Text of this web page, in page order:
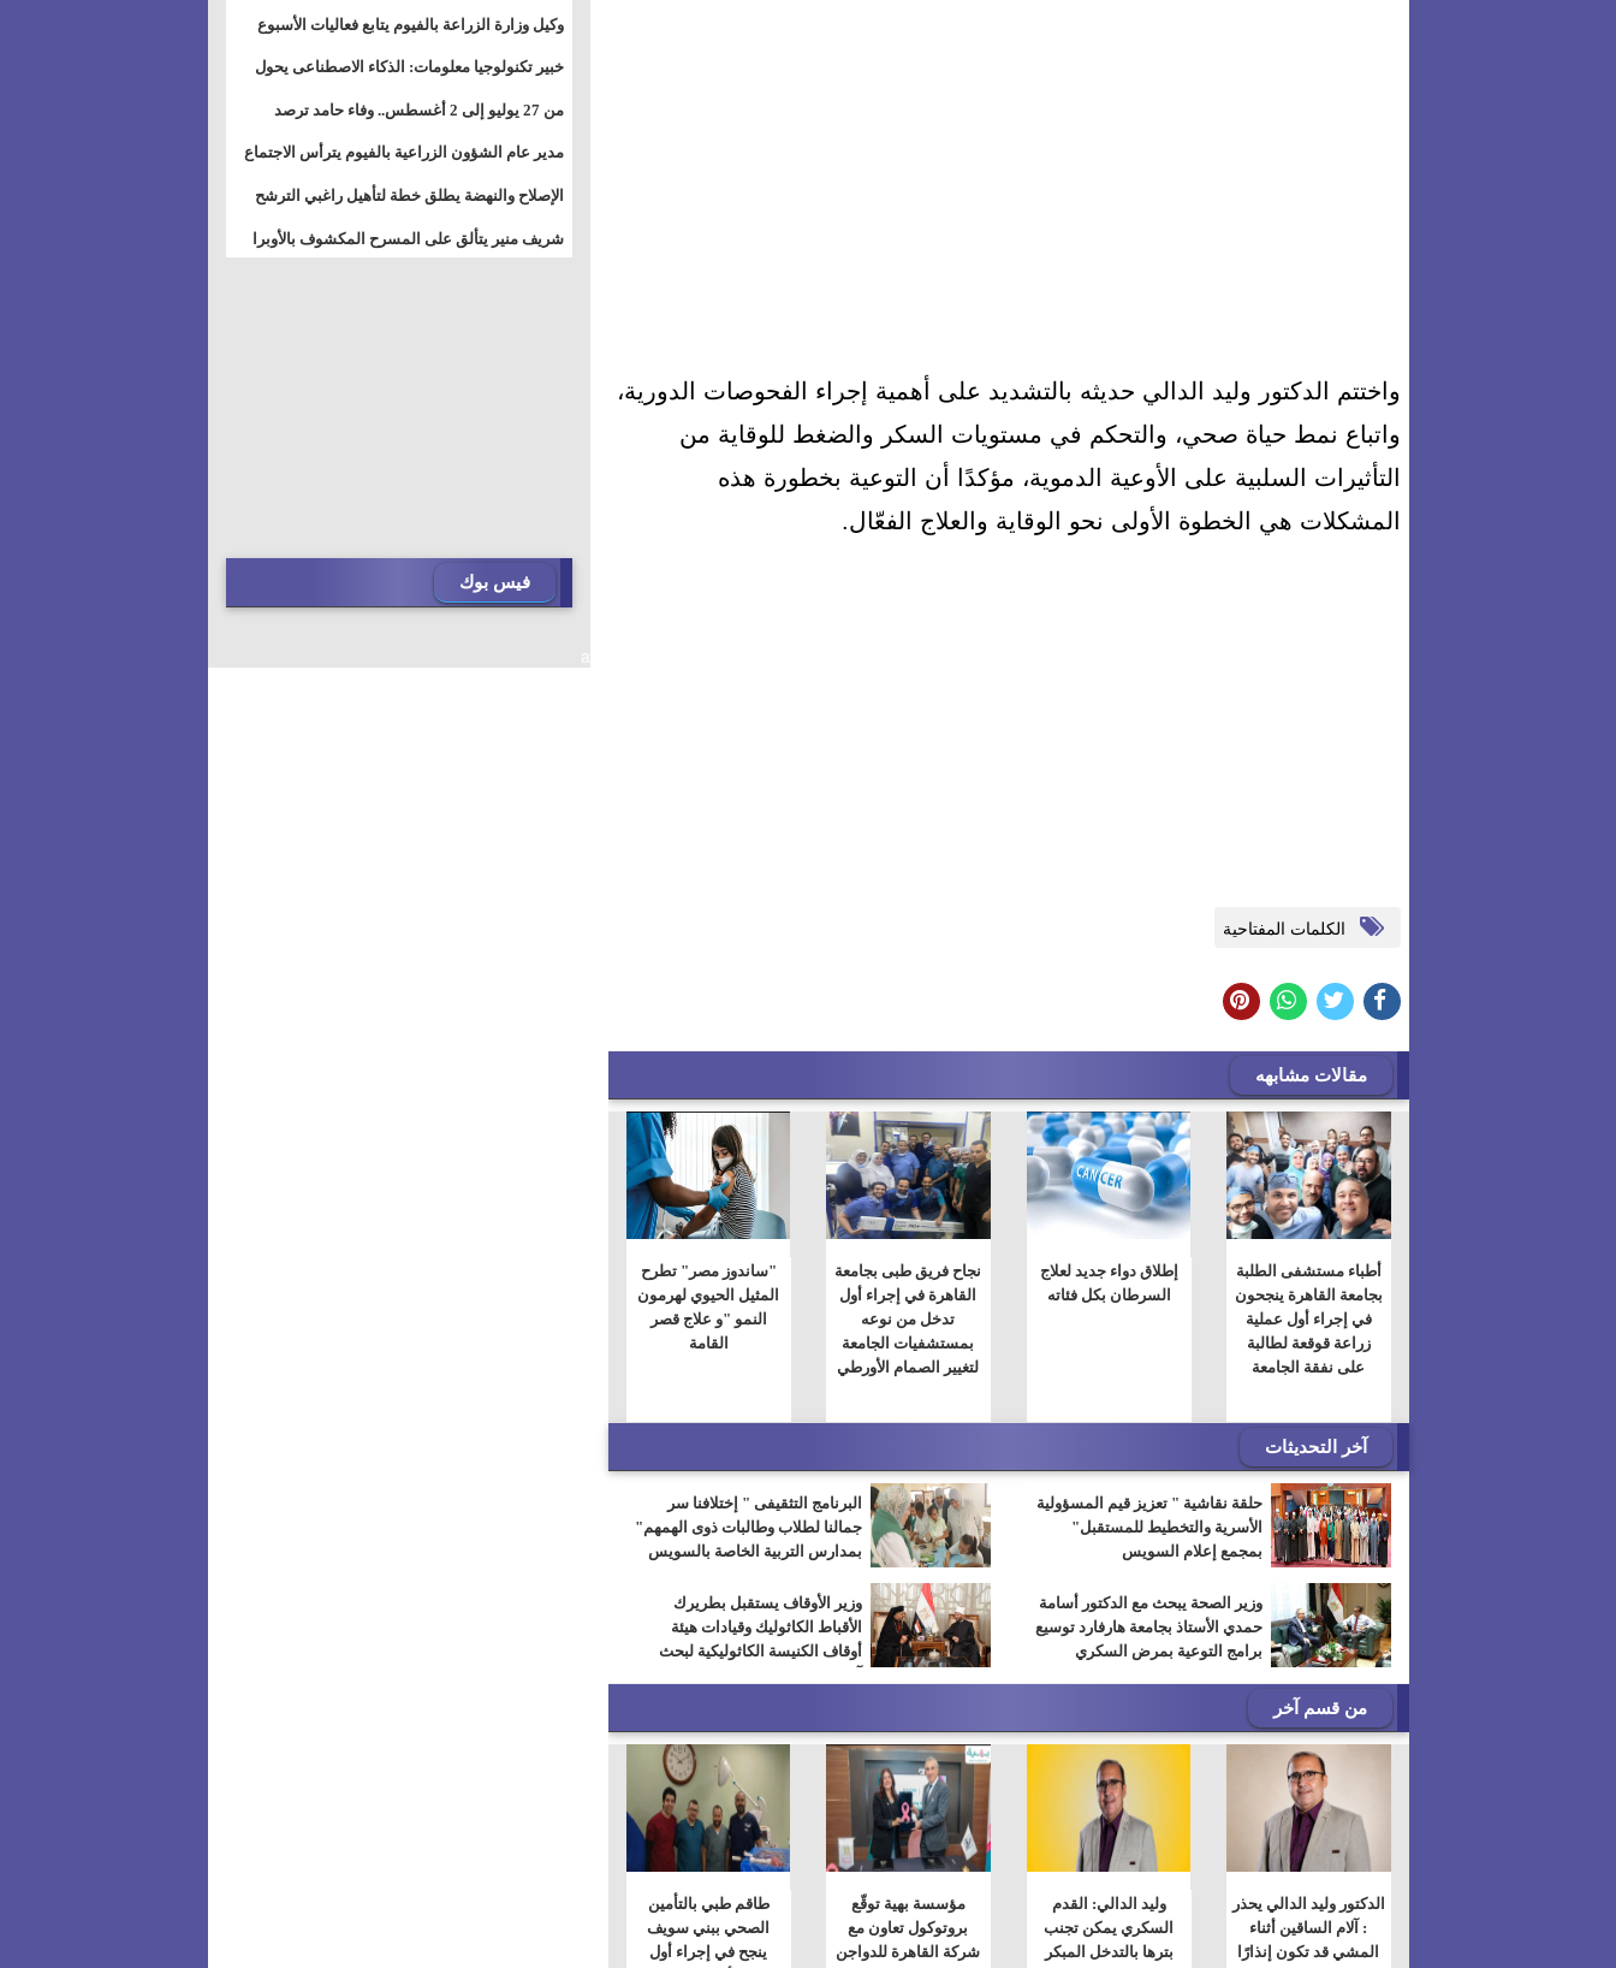
واختتم الدكتور وليد الدالي حديثه بالتشديد على أهمية إجراء الفحوصات الدورية،
واتباع نمط حياة صحي، والتحكم في مستويات السكر والضغط للوقاية من
التأثيرات السلبية على الأوعية الدموية، مؤكدًا أن التوعية بخطورة هذه
المشكلات هي الخطوة الأولى نحو الوقاية والعلاج الفعّال.
الكلمات المفتاحية
مقالات مشابهه
أطباء مستشفى الطلبة
بجامعة القاهرة ينجحون
في إجراء أول عملية
زراعة قوقعة لطالبة
على نفقة الجامعة
إطلاق دواء جديد لعلاج
السرطان بكل فئاته
نجاح فريق طبى بجامعة
القاهرة في إجراء أول
تدخل من نوعه
بمستشفيات الجامعة
لتغيير الصمام الأورطي
"ساندوز مصر" تطرح
المثيل الحيوي لهرمون
النمو "و علاج قصر
القامة
آخر التحديثات
حلقة نقاشية " تعزيز قيم المسؤولية
الأسرية والتخطيط للمستقبل"
بمجمع إعلام السويس
البرنامج التثقيفى " إختلافنا سر
جمالنا لطلاب وطالبات ذوى الهمهم"
بمدارس التربية الخاصة بالسويس
وزير الصحة يبحث مع الدكتور أسامة
حمدي الأستاذ بجامعة هارفارد توسيع
برامج التوعية بمرض السكري
وزير الأوقاف يستقبل بطريرك
الأقباط الكاثوليك وقيادات هيئة
أوقاف الكنيسة الكاثوليكية لبحث
من قسم آخر
الدكتور وليد الدالي يحذر
: آلام الساقين أثناء
المشي قد تكون إنذارًا
وليد الدالي: القدم
السكري يمكن تجنب
بترها بالتدخل المبكر
مؤسسة بهية توقّع
بروتوكول تعاون مع
شركة القاهرة للدواجن
طاقم طبي بالتأمين
الصحي ببني سويف
ينجح في إجراء أول
الصيفي للموسيقى والغناء بالمسرح المكشوف
وكيل وزارة الزراعة بالفيوم يتابع فعاليات الأسبوع
خبير تكنولوجيا معلومات: الذكاء الاصطناعى يحول
المستخدم إلى سلعة فى اقتصاد الانتباه
من 27 يوليو إلى 2 أغسطس.. وفاء حامد ترصد
تأثيرات أقوى الاتصالات الفلكية على الأبراج
مدير عام الشؤون الزراعية بالفيوم يترأس الاجتماع
الدوري لمتابعة الحصر الحيازي الجديدة
الإصلاح والنهضة يطلق خطة لتأهيل راغبي الترشح
للمجالس الشعبية المحلية ويستعرض خطط أماناته
بالمحافظات
شريف منير يتألق على المسرح المكشوف بالأوبرا
فيس بوك
a